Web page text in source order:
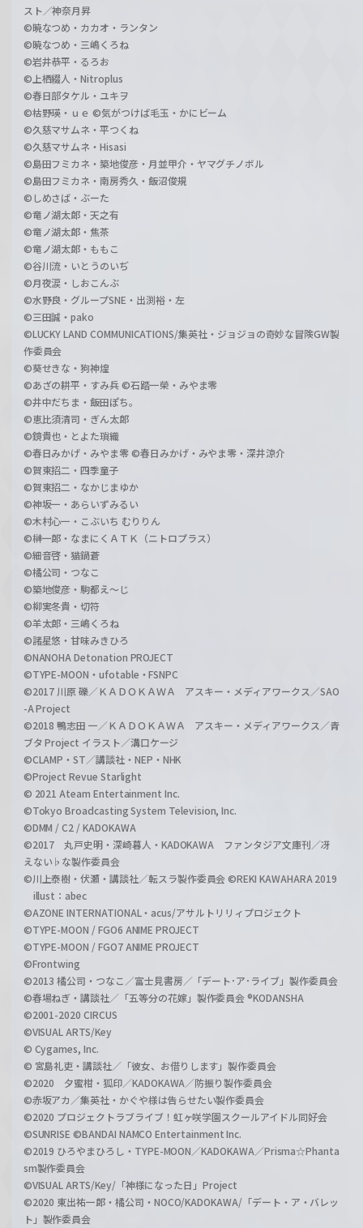
スト／神奈月昇
©暁なつめ・カカオ・ランタン
©暁なつめ・三嶋くろね
©岩井恭平・るろお
©上栖綴人・Nitroplus
©春日部タケル・ユキヲ
©枯野瑛・ｕｅ ©気がつけば毛玉・かにビーム
©久慈マサムネ・平つくね
©久慈マサムネ・Hisasi
©島田フミカネ・築地俊彦・月並甲介・ヤマグチノボル
©島田フミカネ・南房秀久・飯沼俊規
©しめさば・ぶーた
©竜ノ湖太郎・天之有
©竜ノ湖太郎・焦茶
©竜ノ湖太郎・ももこ
©谷川流・いとうのいぢ
©月夜涙・しおこんぶ
©水野良・グループSNE・出渕裕・左
©三田誠・pako
©LUCKY LAND COMMUNICATIONS/集英社・ジョジョの奇妙な冒険GW製
作委員会
©葵せきな・狗神煌
©あざの耕平・すみ兵 ©石踏一榮・みやま零
©井中だちま・飯田ぽち。
©恵比須清司・ぎん太郎
©鏡貴也・とよた瑣織
©春日みかげ・みやま零 ©春日みかげ・みやま零・深井涼介
©賀東招二・四季童子
©賀東招二・なかじまゆか
©神坂一・あらいずみるい
©木村心一・こぶいち むりりん
©榊一郎・なまにくＡＴＫ（ニトロプラス）
©細音啓・猫鍋蒼
©橘公司・つなこ
©築地俊彦・駒都え～じ
©柳実冬貴・切符
©羊太郎・三嶋くろね
©諸星悠・甘味みきひろ
©NANOHA Detonation PROJECT
©TYPE-MOON・ufotable・FSNPC
©2017 川原 礫／ＫＡＤＯＫＡＷＡ アスキー・メディアワークス／SAO
-A Project
©2018 鴨志田 一／ＫＡＤＯＫＡＷＡ アスキー・メディアワークス／青
ブタ Project イラスト／溝口ケージ
©CLAMP・ST／講談社・NEP・NHK
©Project Revue Starlight
© 2021 Ateam Entertainment Inc.
©Tokyo Broadcasting System Television, Inc.
©DMM / C2 / KADOKAWA
©2017 丸戸史明・深崎暮人・KADOKAWA ファンタジア文庫刊／冴
えない♭な製作委員会
©川上泰樹・伏瀬・講談社／転スラ製作委員会 ©REKI KAWAHARA 2019
illust：abec
©AZONE INTERNATIONAL・acus/アサルトリリィプロジェクト
©TYPE-MOON / FGO6 ANIME PROJECT
©TYPE-MOON / FGO7 ANIME PROJECT
©Frontwing
©2013 橘公司・つなこ／富士見書房／「デート･ア･ライブ」製作委員会
©春場ねぎ・講談社／「五等分の花嫁」製作委員会 ®KODANSHA
©2001-2020 CIRCUS
©VISUAL ARTS/Key
© Cygames, Inc.
© 宮島礼吏・講談社／「彼女、お借りします」製作委員会
©2020 夕蜜柑・狐印／KADOKAWA／防振り製作委員会
©赤坂アカ／集英社・かぐや様は告らせたい製作委員会
©2020 プロジェクトラブライブ！虹ヶ咲学園スクールアイドル同好会
©SUNRISE ©BANDAI NAMCO Entertainment Inc.
©2019 ひろやまひろし・TYPE-MOON／KADOKAWA／Prisma☆Phanta
sm製作委員会
©VISUAL ARTS/Key/「神様になった日」Project
©2020 東出祐一郎・橘公司・NOCO/KADOKAWA/「デート・ア・バレッ
ト」製作委員会